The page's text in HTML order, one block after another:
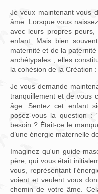
Je veux maintenant vous
âme. Lorsque vous
avec leurs propres
enfant. Mais bien
maternité et de la
archétypales ; elles
la cohésion de la Création
Je vous demande
tranquillement et de vous
âge. Sentez cet enfant
posez-vous la question
besoin ? Était-ce le
d’une énergie maternelle
Imaginez qu'un guide
père, qui vous était
vous, représentant
voient et veulent vous
chemin de votre âme.